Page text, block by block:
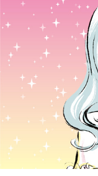
「この身辺整理
って戸惑った時には
て。これは、この頃1
いないけども、二軍
たら。なんか、あの
孫やなんかが来た時
ていうふうにして」
古谷 「なるほど」
う、あの悩みが解決
「確かにもう
美穂
「で、今回のこ
チーなちょっともう
りますのでね、ちょ
安、ものが片付かな
配、家族に迷惑をか
の本を読んでくださ
うね。気になっちゃ